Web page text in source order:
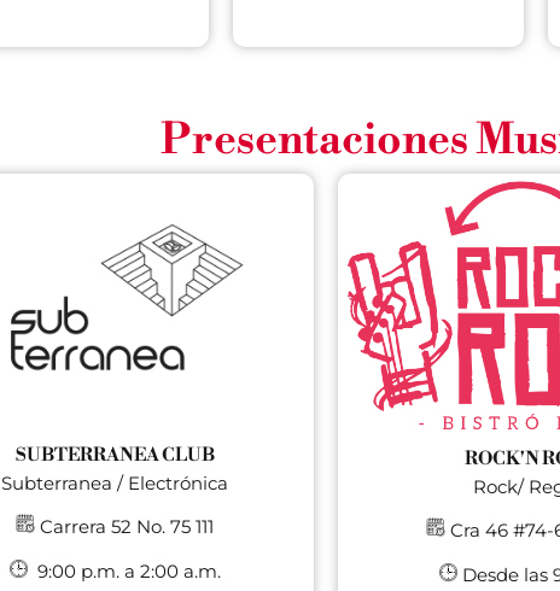
Presentaciones
SUBTERRANEA CLUB
Subterranea / Electrónica
Carrera 52 No. 75 111
9:00 p.m. a 2:00 a.m.
ROCK'N
Rock/
Cra 46 #74-
Desde las